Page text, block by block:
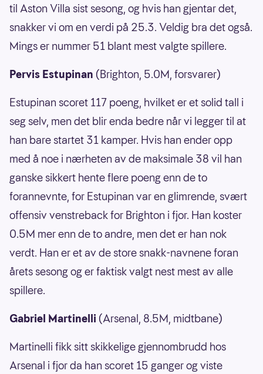
til Aston Villa sist sesong, og hvis han gjentar det,
snakker vi om en verdi på 25.3. Veldig bra det også.
Mings er nummer 51 blant mest valgte spillere.
Pervis Estupinan (Brighton, 5.0M, forsvarer)
Estupinan scoret 117 poeng, hvilket er et solid tall i
seg selv, men det blir enda bedre når vi legger til at
han bare startet 31 kamper. Hvis han ender opp
med å noe i nærheten av de maksimale 38 vil han
ganske sikkert hente flere poeng enn de to
forannevnte, for Estupinan var en glimrende, svært
offensiv venstreback for Brighton i fjor. Han koster
0.5M mer enn de to andre, men det er han nok
verdt. Han er et av de store snakk-navnene foran
årets sesong og er faktisk valgt nest mest av alle
spillere.
Gabriel Martinelli (Arsenal, 8.5M, midtbane)
Martinelli fikk sitt skikkelige gjennombrudd hos
Arsenal i fjor da han scoret 15 ganger og viste